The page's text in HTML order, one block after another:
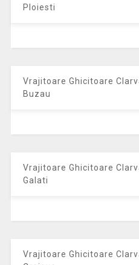
Ploiesti
Vrajitoare Ghicitoare
Buzau
Vrajitoare Ghicitoare
Galati
Vrajitoare Ghicitoare